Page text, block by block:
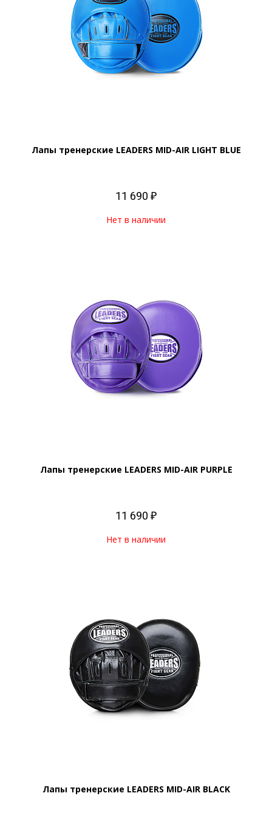
Лапы тренерские LEADERS MID-AIR LIGHT BLUE
11 690 ₽
Нет в наличии
Лапы тренерские LEADERS MID-AIR PURPLE
11 690 ₽
Нет в наличии
Лапы тренерские LEADERS MID-AIR BLACK